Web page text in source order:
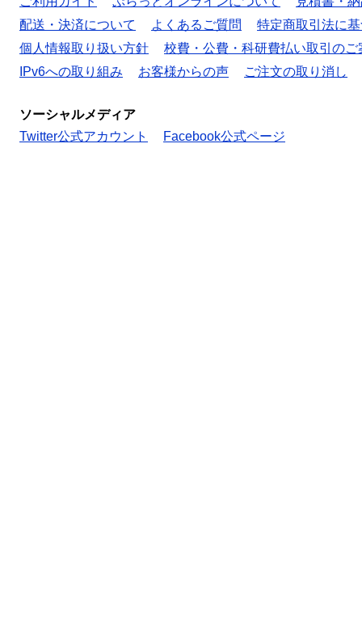
配送・決済について
よくあるご質問
特定商取引法に
個人情報取り扱い方針
校費・公費・科研費払い取引のご
IPv6への取り組み
お客様からの声 ご注文の取り消し
ソーシャルメディア
Twitter公式アカウント
Facebook公式ページ